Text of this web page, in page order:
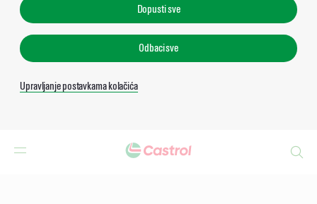
Dopusti sve
Odbaci sve
Upravljanje postavkama kolačića